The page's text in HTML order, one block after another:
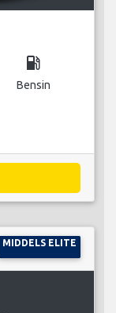
local_gas_station
Bensin
MIDDELS ELITE